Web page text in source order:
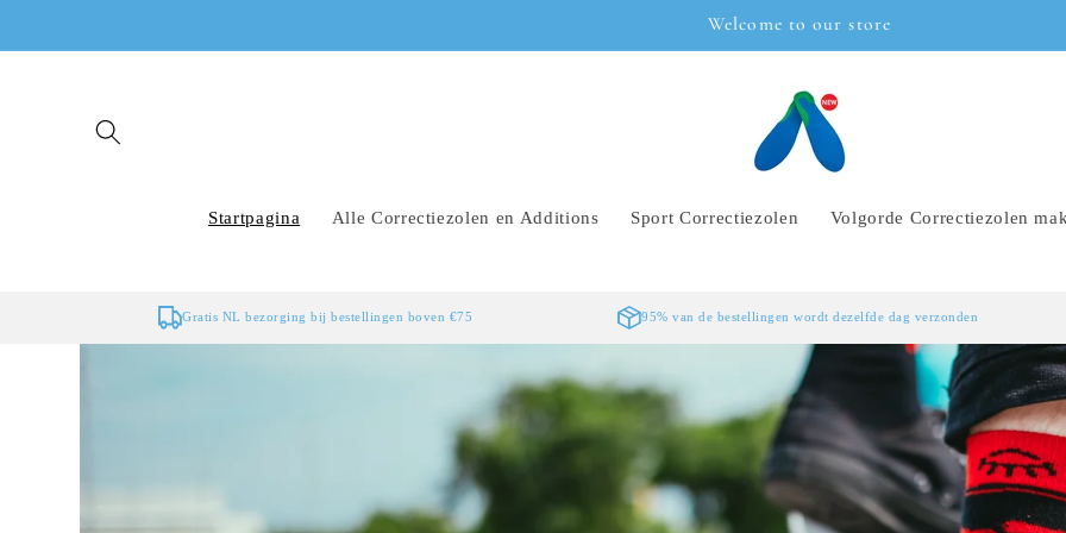
content
Welcome to our store
Startpagina Alle Correctiezolen en Additions Sport Correctiezolen Volgorde Correctiezolen
Gratis NL bezorging bij bestellingen boven €75 95% van de bestellingen wordt dezelfde dag verzonden